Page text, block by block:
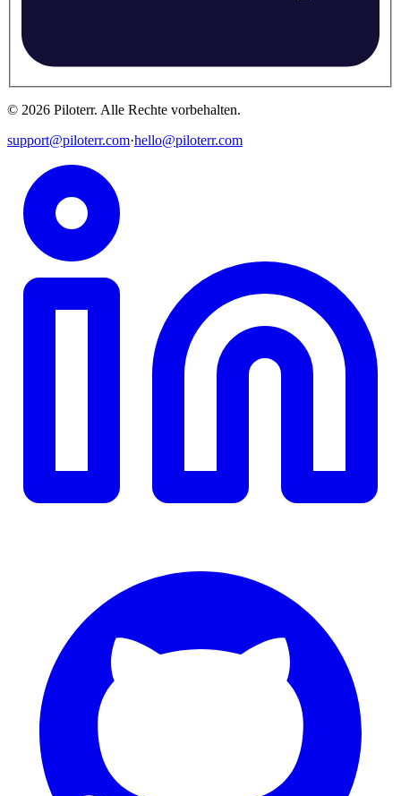
© 2026 Piloterr. Alle Rechte vorbehalten.
support@piloterr.com·hello@piloterr.com